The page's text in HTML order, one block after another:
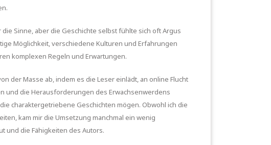
Sinne, aber die Geschichte selbst fühlte sich oft Argus
Möglichkeit, verschiedene Kulturen und Erfahrungen
komplexen Regeln und Erwartungen.
der Masse ab, indem es die Leser einlädt, an online Flucht
und die Herausforderungen des Erwachsenwerdens
charaktergetriebene Geschichten mögen. Obwohl ich die
kam mir die Umsetzung manchmal ein wenig
und die Fähigkeiten des Autors.